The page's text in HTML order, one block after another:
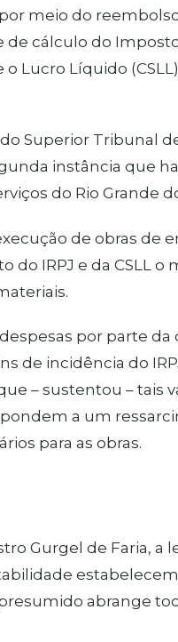
meio do
cálculo do
o Lucro Líquido
Superior Tribunal
instância que
do Rio Grande
de obras de
IRPJ e da CSLL o
por parte
de incidência do
– sustentou – tais
a um
para as obras.
Gurgel de Faria, a
abrange